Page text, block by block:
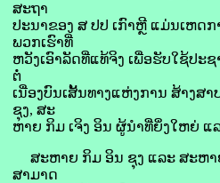
ສະຖາ
ປະນາຂອງ ສ ປປ ເກົາຫຼີ ແມ່ນເຫດ
ພວກເຮົາທີ່
ຫວັງເອົາລັດທີ່ແທ້ຈິງ ເພື່ອຮັບໃຊ້ປະ
ຕໍ່
ເນື່ອງບົນເສັ້ນທາງແຫ່ງການ ສ້າງສ
ຊຸງ, ສະ
ຫາຍ ກິມ ເຈິງ ອິນ ຜູ້ນຳທີ່ຍິ່ງໃຫຍ່ ແ
ສະຫາຍ ກິມ ອິນ ຊຸງ ແລະ ສະຫາ
ສາມາດ